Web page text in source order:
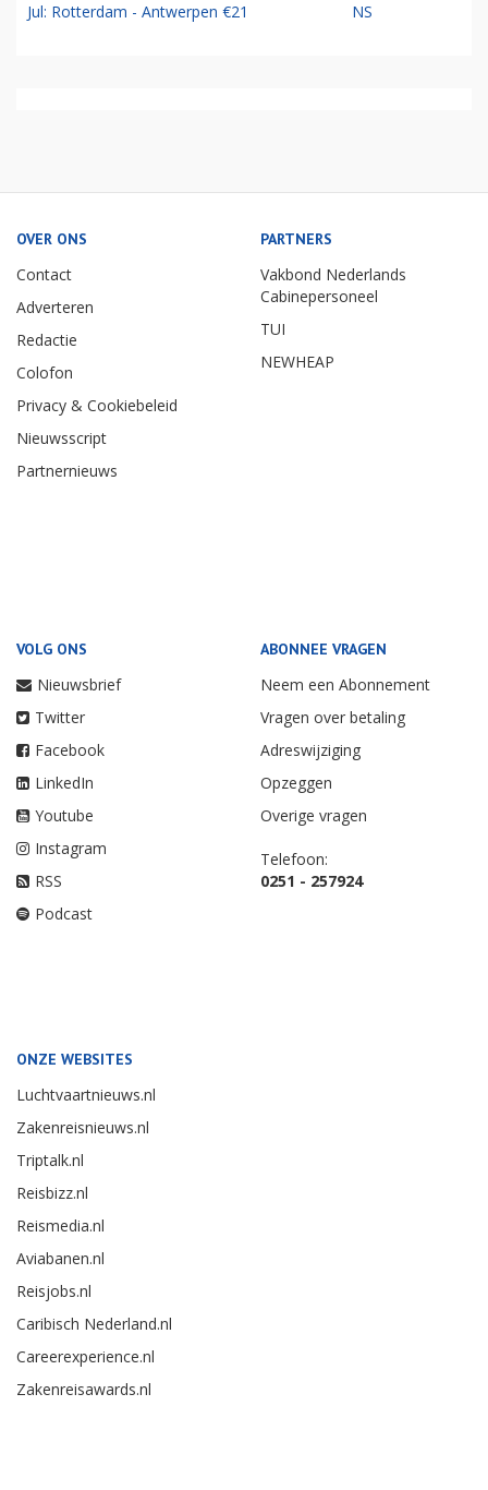
Jul: Rotterdam - Antwerpen €21 NS
OVER ONS
Contact
Adverteren
Redactie
Colofon
Privacy & Cookiebeleid
Nieuwsscript
Partnernieuws
PARTNERS
Vakbond Nederlands
Cabinepersoneel
TUI
NEWHEAP
VOLG ONS
Nieuwsbrief
Twitter
Facebook
LinkedIn
Youtube
Instagram
RSS
Podcast
ABONNEE VRAGEN
Neem een Abonnement
Vragen over betaling
Adreswijziging
Opzeggen
Overige vragen
Telefoon:
0251 - 257924
ONZE WEBSITES
Luchtvaartnieuws.nl
Zakenreisnieuws.nl
Triptalk.nl
Reisbizz.nl
Reismedia.nl
Aviabanen.nl
Reisjobs.nl
Caribisch Nederland.nl
Careerexperience.nl
Zakenreisawards.nl